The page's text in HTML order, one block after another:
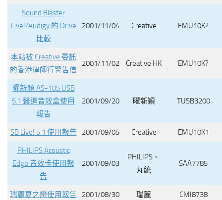
Sound Blaster
Live!/Audigy 的 Drive
比較
2001/11/04 Creative EMU10K?
本站被 Creative 委託
的香港律師行警告信
2001/11/02 Creative HK EMU10K?
曜新穎 AS-105 USB
5.1 聲道音效盒使用
報告
2001/09/20 曜新穎 TUSB3200
SB Live! 5.1 使用報告 2001/09/05 Creative EMU10K1
PHILIPS Acoustic
Edge 音效卡使用報
告
2001/09/03
PHILIPS、
丸統
SAA7785
瑞麗夏之戀使用報告 2001/08/30 瑞麗 CMI8738